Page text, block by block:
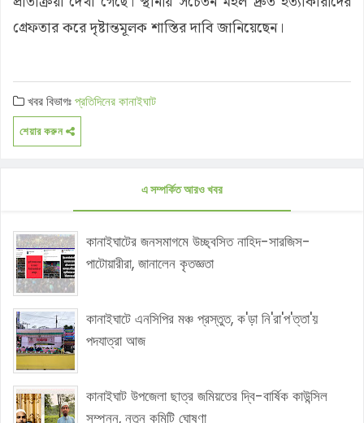
গ্রেফতার করে দৃষ্টান্তমূলক শাস্তির দাবি জানিয়েছেন।
খবর বিভাগঃপ্রতিদিনের কানাইঘাট
শেয়ার করুন
এ সম্পর্কিত আরও খবর
কানাইঘাটের জনসমাগমে উচ্ছ্বসিত নাহিদ-সারজিস-
পাটোয়ারীরা, জানালেন কৃতজ্ঞতা
কানাইঘাটে এনসিপির মঞ্চ প্রস্তুত, ক'ড়া নি'রা'প'ত্তা'য়
পদযাত্রা আজ
কানাইঘাট উপজেলা ছাত্র জমিয়তের দ্বি-বার্ষিক কাউন্সিল
সম্পন্ন, নতুন কমিটি ঘোষণা